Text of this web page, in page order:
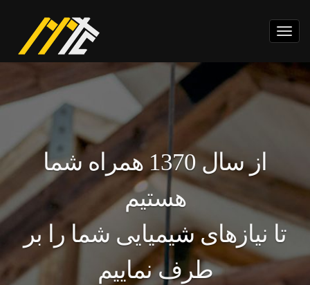
Toggle
navigation
از سال 1370 همراه شما
هستیم
تا نیازهای شیمیایی شما را بر
طرف نماییم